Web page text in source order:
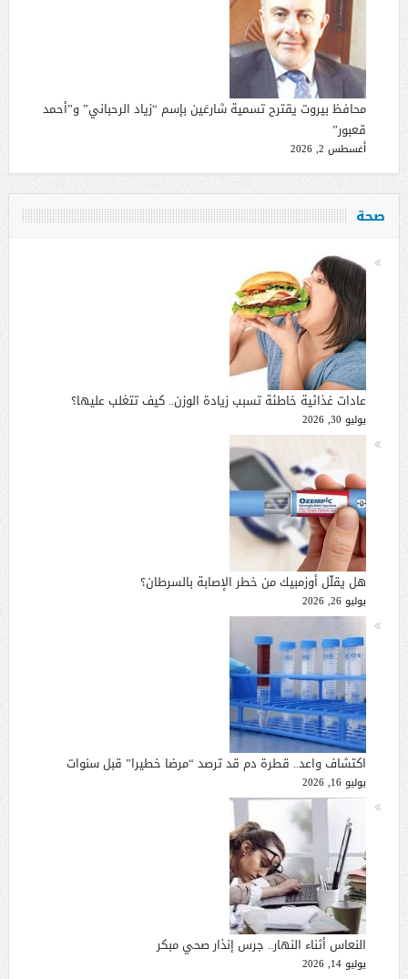
محافظ بيروت يقترح تسمية شارعَين بإسم “زياد الرحباني” و”أحمد
قعبور”
أغسطس 2, 2026
صحة
عادات غذائية خاطئة تسبب زيادة الوزن.. كيف تتغلب عليها؟
يوليو 30, 2026
هل يقلّل أوزمبيك من خطر الإصابة بالسرطان؟
يوليو 26, 2026
اكتشاف واعد.. قطرة دم قد ترصد “مرضا خطيرا” قبل سنوات
يوليو 16, 2026
النعاس أثناء النهار.. جرس إنذار صحي مبكر
يوليو 14, 2026